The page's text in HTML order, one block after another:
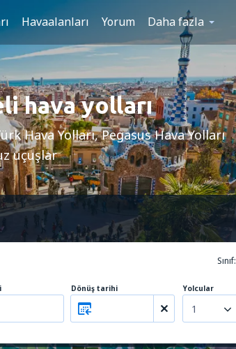
Havaalanları Yorum Daha fazla
hava yolları
Hava Yolları, Pegasus Hava Yolları
uçuşlar
Sınıf:
Dönüş tarihi Yolcular
1